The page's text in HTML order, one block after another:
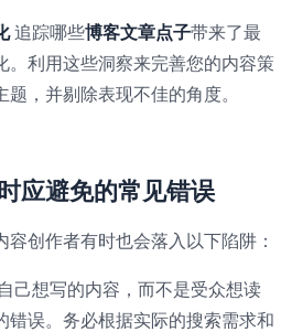
追踪哪些博客文章点子带来了最
。利用这些洞察来完善您的内容策
，并剔除表现不佳的角度。
应避免的常见错误
容创作者有时也会落入以下陷阱：
己想写的内容，而不是受众想读
错误。务必根据实际的搜索需求和